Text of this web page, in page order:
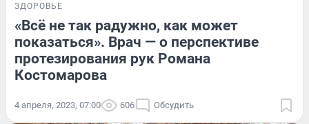
ЗДОРОВЬЕ
«Всё не так радужно, как может
показаться». Врач — о перспективе
протезирования рук Романа
Костомарова
4 апреля, 2023, 07:00 606 Обсудить